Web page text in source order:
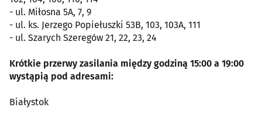
- ul. Miłosna 5A, 7, 9
- ul. ks. Jerzego Popiełuszki 53B, 103, 103A, 111
- ul. Szarych Szeregów 21, 22, 23, 24
Krótkie przerwy zasilania między godziną 15:00 a 19:00
wystąpią pod adresami:
Białystok